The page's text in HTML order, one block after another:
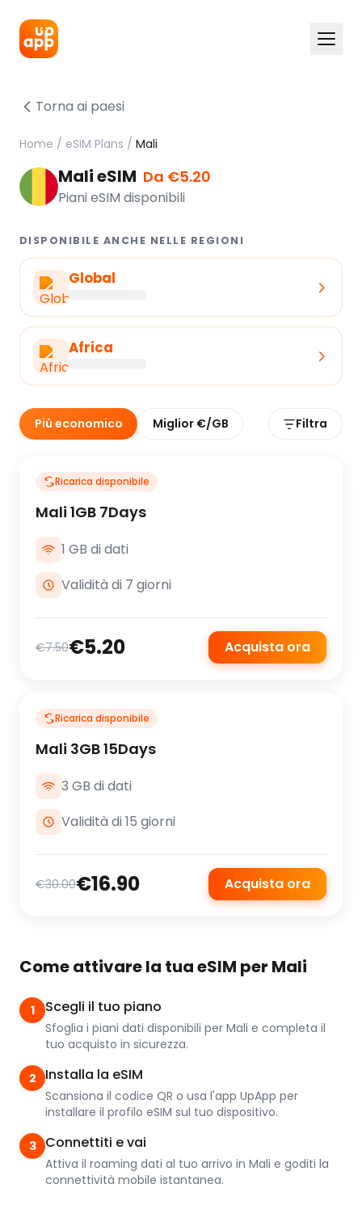
Torna ai paesi
Home / eSIM Plans / Mali
Mali eSIM Da €5.20
Piani eSIM disponibili
DISPONIBILE ANCHE NELLE REGIONI
Global
Africa
Più economico Miglior €/GB Filtra
Ricarica disponibile
Mali 1GB 7Days
1 GB di dati
Validità di 7 giorni
€7.50€5.20 Acquista ora
Ricarica disponibile
Mali 3GB 15Days
3 GB di dati
Validità di 15 giorni
€30.00€16.90 Acquista ora
Come attivare la tua eSIM per Mali
1 Scegli il tuo piano
Sfoglia i piani dati disponibili per Mali e completa il
tuo acquisto in sicurezza.
2 Installa la eSIM
Scansiona il codice QR o usa l'app UpApp per
installare il profilo eSIM sul tuo dispositivo.
3 Connettiti e vai
Attiva il roaming dati al tuo arrivo in Mali e goditi la
connettività mobile istantanea.